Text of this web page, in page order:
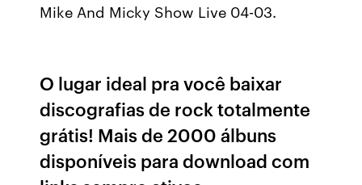
Mike And Micky Show Live 04-03.
O lugar ideal pra você baixar
discografias de rock totalmente
grátis! Mais de 2000 álbuns
disponíveis para download com